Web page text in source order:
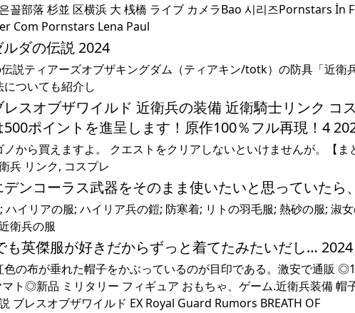
꼴部落 杉並 区横浜 大 桟橋 ライブ カメラBao 시리즈Pornstars İn
Com Pornstars Lena Paul
ダの伝説 2024
説ティアーズオブザキングダム（ティアキン/totk）の防具「近衛
ついても紹介し
スオブザワイルド 近衛兵の装備 近衛騎士リンク コ
ポイントを進呈します！原作100％フル再現！4
から買えますよ。 クエストをクリアしないといけませんが。【ま
兵 リンク, コスプレ
ンコーラス武器をそのまま使いたいと思っていたら
イリアの服; ハイリア兵の鎧; 防寒着; リトの羽毛服; 熱砂の服; 淑
衛兵の服
英傑服が好きだからずっと着てたみたいだし… 2024
色の布が垂れた帽子をかぶっているのが目印である。激安で通販
ト◎新品 ミリタリー フィギュア おもちゃ、ゲーム.近衛兵装備 帽
ブレスオブザワイルド EX Royal Guard Rumors BREATH OF